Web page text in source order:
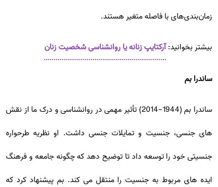
زمان‌بندی‌های با فاصله متغیر هستند.
بیشتر بخوانید:آرکتایپ زنانه یا روانشناسی شخصیت زنان
ساندرا بم
ساندرا بم (1944-2014) تأثیر مهمی در روانشناسی و درک ما از نقش
های جنسی، جنسیت و تمایلات جنسی داشت. او نظریه طرحواره
جنسیتی خود را توسعه داد تا توضیح دهد که چگونه جامعه و فرهنگ
ایده های مربوط به جنسیت را منتقل می کند. بم پیشنهاد کرد که